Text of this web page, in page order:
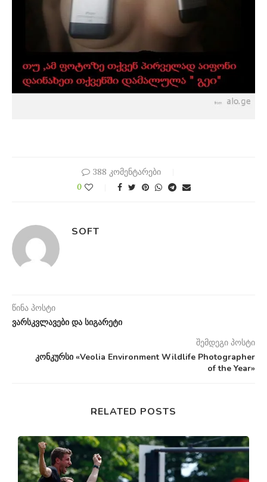
388 კომენტარები
0
SOFT
წინა პოსტი
ვარსკვლავები და სიგარეტი
შემდეგი პოსტი
კონკურსი «Veolia Environment Wildlife Photographer
of the Year»
RELATED POSTS